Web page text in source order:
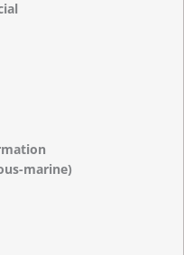
marine)